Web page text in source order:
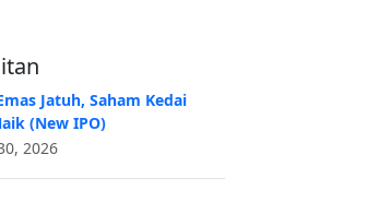
Jatuh, Saham Kedai
(New IPO)
2026